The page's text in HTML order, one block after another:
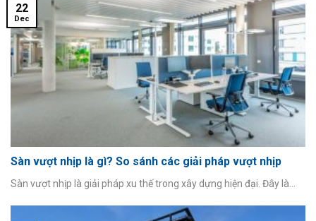
Sàn vượt nhịp là gì? So sánh các giải pháp vượt nhịp
Sàn vượt nhịp là giải pháp xu thế trong xây dựng hiện đại. Đây là...
22
Dec